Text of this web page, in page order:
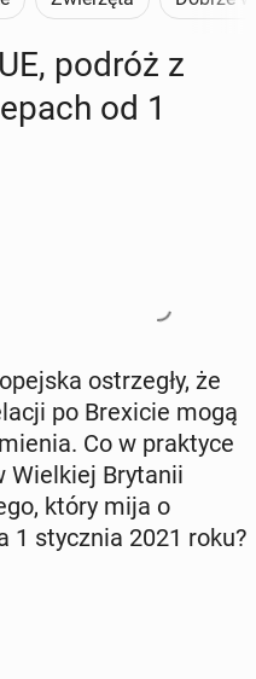
podróż z
od 1
ostrze­gły, że
po Bre­xi­cie mogą
Co w prak­ty­ce
Wiel­kiej Bry­ta­nii
który mija o
1 stycz­nia 2021 roku?